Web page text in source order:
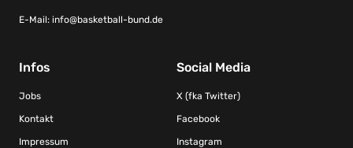
E-Mail: info@basketball-bund.de
Infos
Jobs
Kontakt
Impressum
Social Media
X (fka Twitter)
Facebook
Instagram